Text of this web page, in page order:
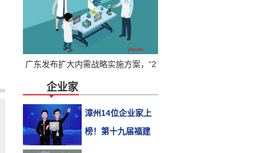
广东发布扩大内需战略实施方案，“2
企业家
漳州14位企业家上
榜！第十九届福建